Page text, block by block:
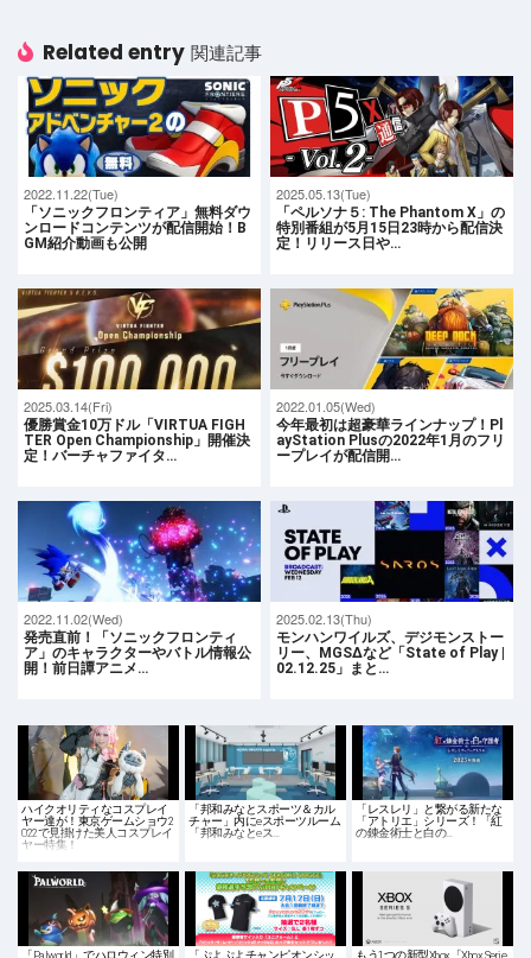
Related entry 関連記事
2022.11.22(Tue)
「ソニックフロンティア」無料ダウ
ンロードコンテンツが配信開始！B
GM紹介動画も公開
2025.05.13(Tue)
「ペルソナ５: The Phantom X」の
特別番組が5月15日23時から配信決
定！リリース日や…
2025.03.14(Fri)
優勝賞金10万ドル「VIRTUA FIGH
TER Open Championship」開催決
定！バーチャファイタ…
2022.01.05(Wed)
今年最初は超豪華ラインナップ！Pl
ayStation Plusの2022年1月のフリ
ープレイが配信開…
2022.11.02(Wed)
発売直前！「ソニックフロンティ
ア」のキャラクターやバトル情報公
開！前日譚アニメ…
2025.02.13(Thu)
モンハンワイルズ、デジモンストー
リー、MGSΔなど「State of Play |
02.12.25」まと…
ハイクオリティなコスプレイ
ヤー達が！東京ゲームショウ2
022で見掛けた美人コスプレイ
ヤー特集！
「邦和みなとスポーツ＆カル
チャー」内にeスポーツルーム
「邦和みなとeス…
「レスレリ」と繋がる新たな
「アトリエ」シリーズ！「紅
の錬金術士と白の…
「Palworld」でハロウィン特別 「ぷよぷよチャンピオンシッ もう1つの新型Xbox「Xbox Serie